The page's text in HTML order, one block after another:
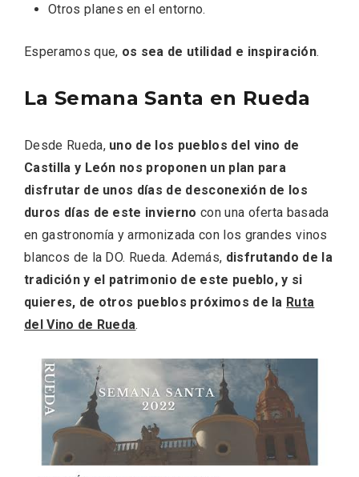
Otros planes en el entorno.
Esperamos que, os sea de utilidad e inspiración.
La Semana Santa en Rueda
Desde Rueda, uno de los pueblos del vino de
Castilla y León nos proponen un plan para
disfrutar de unos días de desconexión de los
duros días de este invierno con una oferta basada
en gastronomía y armonizada con los grandes vinos
blancos de la DO. Rueda. Además, disfrutando de la
tradición y el patrimonio de este pueblo, y si
quieres, de otros pueblos próximos de la Ruta
del Vino de Rueda.
Recorre los fiordos leoneses en Riaño